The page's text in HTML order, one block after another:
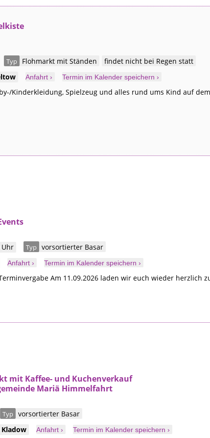
Typ Flohmarkt mit Ständen findet nicht bei Regen statt
Anfahrt › Termin im Kalender speichern ›
Kinderkleidung, Spielzeug und alles rund ums Kind auf dem
Uhr Typ vorsortierter Basar
Anfahrt › Termin im Kalender speichern ›
Am 11.09.2026 laden wir euch wieder herzlich
mit Kaffee- und Kuchenverkauf
Mariä Himmelfahrt
Typ vorsortierter Basar
Kladow Anfahrt › Termin im Kalender speichern ›